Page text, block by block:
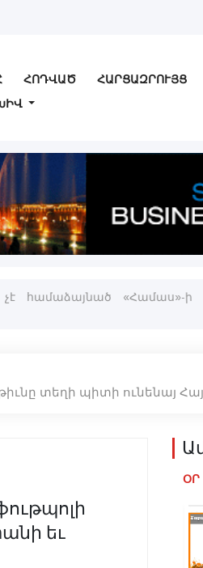
ՀՈԴՎԱԾ ՀԱՐՑԱԶՐՈՒՅՑ
համաձայնած «Համաս»-ի
տեղի պիտի ունենայ
եւ
ՕՐ